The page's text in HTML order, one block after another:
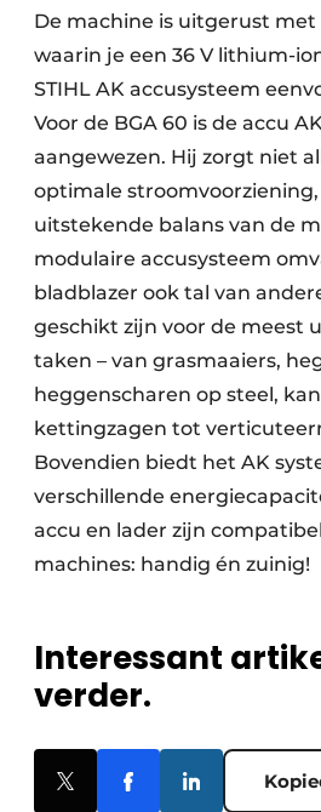
De machine is uitgerust
waarin je een 36 V lithium-
STIHL AK accusysteem
Voor de BGA 60 is de accu
aangewezen. Hij zorgt niet
optimale
uitstekende balans van de
modulaire accusysteem
bladblazer ook tal van
geschikt zijn voor de meest
taken – van grasmaaiers,
heggenscharen op steel,
kettingzagen tot
Bovendien biedt het AK
verschillende
accu en lader zijn
machines: handig én zuinig!
Interessant
verder.